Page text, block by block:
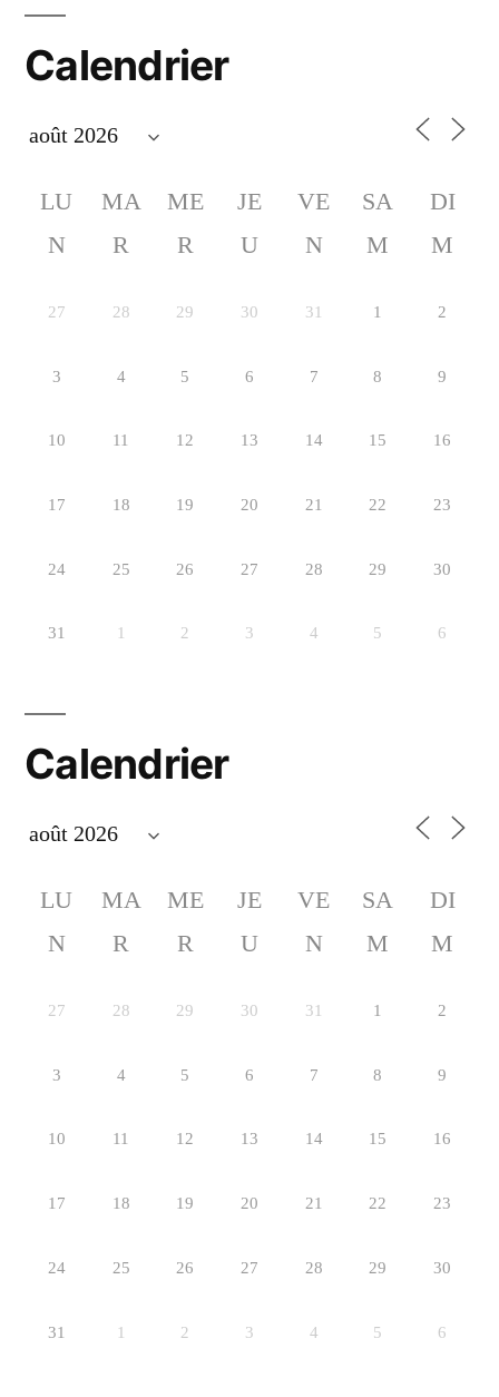
Calendrier
LU
N
MA
R
ME
R
JE
U
VE
N
SA
M
DI
M
27 28 29 30 31 1 2
3 4 5 6 7 8 9
10 11 12 13 14 15 16
17 18 19 20 21 22 23
24 25 26 27 28 29 30
31 1 2 3 4 5 6
Calendrier
LU
N
MA
R
ME
R
JE
U
VE
N
SA
M
DI
M
27 28 29 30 31 1 2
3 4 5 6 7 8 9
10 11 12 13 14 15 16
17 18 19 20 21 22 23
24 25 26 27 28 29 30
31 1 2 3 4 5 6